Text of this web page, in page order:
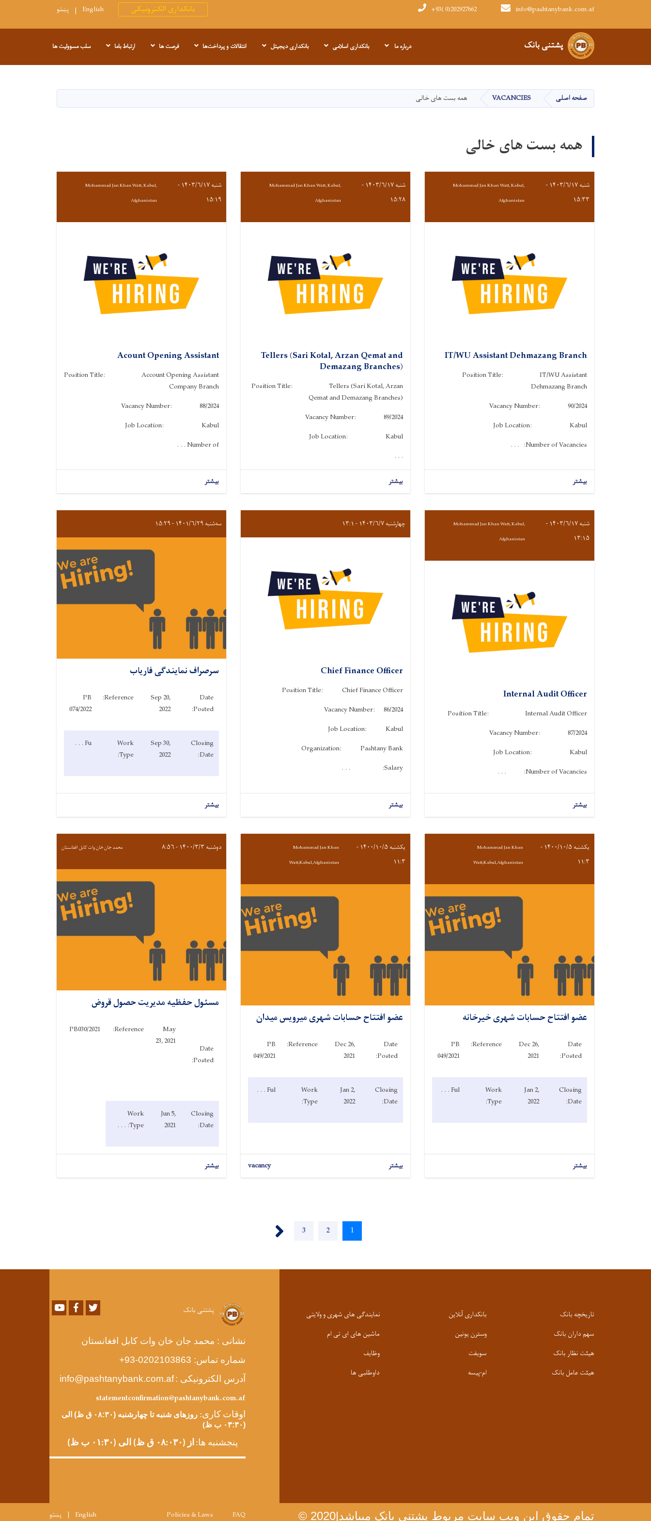
content
پشتنی بانک
info@pashtanybank.com.af
+93( 0)202927662 بانکداری الکترونیکی English پښتو
Main navigation
درباره ما بانکداری اسلامی بانکداری دیجیتل انتقالات و پرداخت‌ها فرصت ها ارتباط باما سلب مسوولیت ها
صفحه اصلی VACANCIES همه بست های خالی
همه بست های خالی
شنبه ۱۴۰۳/۶/۱۷ -
۱۵:۳۳
Mohammad Jan Khan Watt, Kabul,
Afghanistan
IT/WU Assistant Dehmazang Branch
Position Title: IT/WU Assistant
Dehmazang Branch
Vacancy Number: 90/2024
Job Location: Kabul
Number of Vacancies: . . .
بیشتر
شنبه ۱۴۰۳/۶/۱۷ -
۱۵:۲۸
Mohammad Jan Khan Watt, Kabul,
Afghanistan
Tellers (Sari Kotal, Arzan Qemat and
Demazang Branches)
Position Title: Tellers (Sari Kotal, Arzan
Qemat and Demazang Branches)
Vacancy Number: 89/2024
Job Location: Kabul
. . .
بیشتر
شنبه ۱۴۰۳/۶/۱۷ -
۱۵:۱۹
Mohammad Jan Khan Watt, Kabul,
Afghanistan
Acount Opening Assistant
Position Title: Account Opening Assistant
Company Branch
Vacancy Number: 88/2024
Job Location: Kabul
Number of . . .
بیشتر
شنبه ۱۴۰۳/۶/۱۷ -
۱۳:۱۵
Mohammad Jan Khan Watt, Kabul,
Afghanistan
Internal Audit Officer
Position Title: Internal Audit Officer
Vacancy Number: 87/2024
Job Location: Kabul
Number of Vacancies: . . .
بیشتر
چهارشنبه ۱۴۰۳/۶/۷ - ۱۳:۱
Chief Finance Officer
Position Title: Chief Finance Officer
Vacancy Number: 86/2024
Job Location: Kabul
Organization: Pashtany Bank
Salary: . . .
بیشتر
سه‌شنبه ۱۴۰۱/۶/۲۹ - ۱۵:۲۹
سرصراف نمایندگی فاریاب
Date
Posted:
Sep 20,
2022
Reference:
PB
074/2022
Closing
Date:
Sep 30,
2022
Work
Type:
Fu . . .
بیشتر
یکشنبه ۱۴۰۰/۱۰/۵ -
۱۱:۳
Mohammad Jan Khan
Watt,Kabul,Afghanistan
عضو افتتاح حسابات شهری خیرخانه
Date
Posted:
Dec 26,
2021
Reference:
PB
049/2021
Closing
Date:
Jan 2,
2022
Work
Type:
Ful . . .
بیشتر
یکشنبه ۱۴۰۰/۱۰/۵ -
۱۱:۳
Mohammad Jan Khan
Watt,Kabul,Afghanistan
عضو افتتاح حسابات شهری میرویس میدان
Date
Posted:
Dec 26,
2021
Reference:
PB
049/2021
Closing
Date:
Jan 2,
2022
Work
Type:
Ful . . .
بیشتر vacancy
دوشنبه ۱۴۰۰/۳/۳ - ۸:۵۶ محمد جان خان وات کابل افغانستان
مسئول حفظیه مدیریت حصول قروض
Date
Posted:
May
23, 2021
Reference:
PB030/2021
Closing
Date:
Jun 5,
2021
Work
Type: . . .
بیشتر
Pagination
Current
1
Page
2
Page
3
تاریخچه بانک
سهم داران بانک
هیئت نظار بانک
هیئت عامل بانک
بانکداری آنلاین
وسترن یونین
سویفت
ام-پیسه
نمایندگی های شهری و ولایتی
ماشین های ای تی ام
وظایف
داوطلبی ها
پشتنی بانک Youtube Facebook
نشانی : محمد جان خان وات کابل افغانستان
شماره تماس: -0202103863
93+
آدرس الکترونیکی :info@pashtanybank.com.af
statementconfirmation@pashtanybank.com.af
اوقات کاری:
روزهای شنبه تا چهارشنبه (۰۸:۳۰ ق ظ) الی
(۰۳:۳۰ ب ظ
)
پنجشنبه ها: از (۰۸:۰۳ ۰ ق ظ) الی (۰۱:۳۰ ب ظ)
تمام حقوق این ویب سایت مربوط پشتنی بانک میباشد|© 2020
Footer menu
FAQ
Policies & Laws
English پښتو